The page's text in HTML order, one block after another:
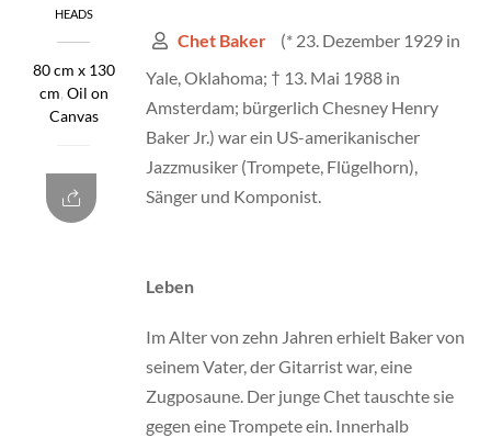
HEADS
80 cm x 130
cm, Oil on
Canvas
Chet Baker
(* 23. Dezember 1929 in
Yale, Oklahoma; † 13. Mai 1988 in
Amsterdam; bürgerlich Chesney Henry
Baker Jr.) war ein US-amerikanischer
Jazzmusiker (Trompete, Flügelhorn),
Sänger und Komponist.
Leben
Im Alter von zehn Jahren erhielt Baker von
seinem Vater, der Gitarrist war, eine
Zugposaune. Der junge Chet tauschte sie
gegen eine Trompete ein. Innerhalb